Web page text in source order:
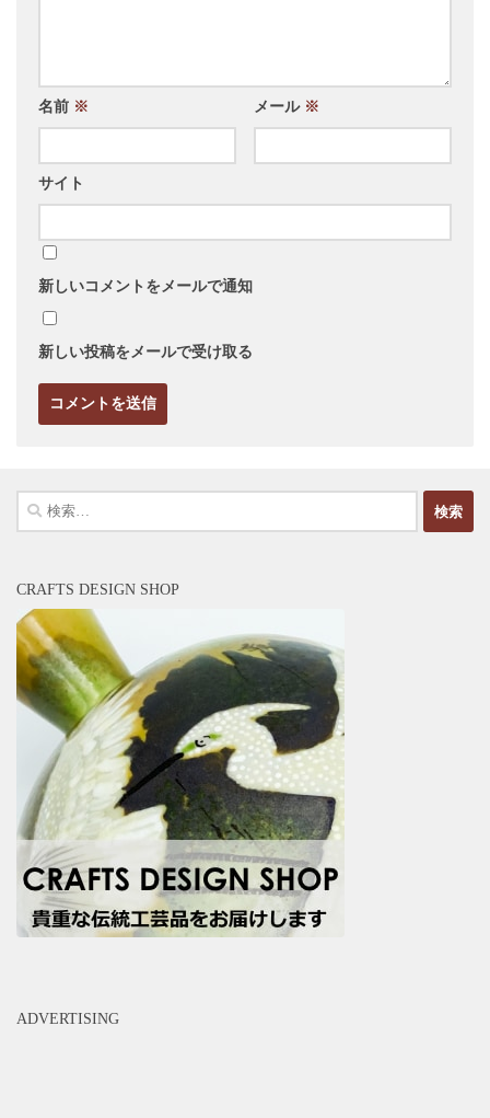
名前 ※ メール ※
サイト
新しいコメントをメールで通知
新しい投稿をメールで受け取る
検
索:
CRAFTS DESIGN SHOP
ADVERTISING